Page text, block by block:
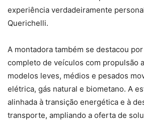
experiência verdadeiramente
Querichelli.
A montadora também se destacou
completo de veículos com propulsão
modelos leves, médios e pesados
elétrica, gás natural e biometano. A
alinhada à transição energética e à
transporte, ampliando a oferta de